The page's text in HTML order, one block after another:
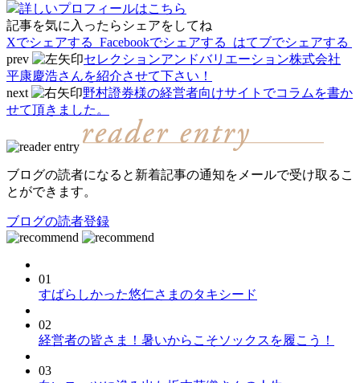
詳しいプロフィールはこちら
記事を気に入ったらシェアをしてね
Xでシェアする Facebookでシェアする
はてブでシェアする
prev
セレクションアンドバリエーション株式会社
平康慶浩さんを紹介させて下さい！
next
野村證券様の経営者向けサイトでコラムを書か
せて頂きました。
ブログの読者になると新着記事の通知をメールで受け取るこ
とができます。
ブログの読者登録
01
すばらしかった悠仁さまのタキシード
02
経営者の皆さま！暑いからこそソックスを履こう！
03